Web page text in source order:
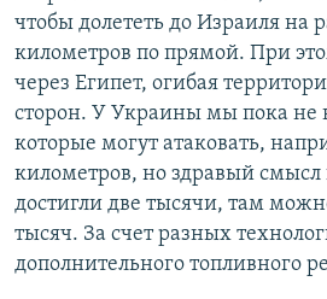
чтобы долететь до Израиля на
километров по прямой. При
через Египет, огибая
сторон. У Украины мы пока не
которые могут атаковать,
километров, но здравый смысл
достигли две тысячи, там
тысяч. За счет разных
дополнительного топливного